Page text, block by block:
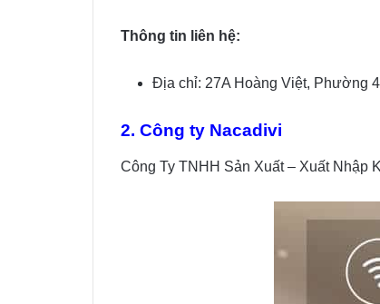
Thông tin liên hệ:
Địa chỉ: 27A Hoàng Việt, Phường
2. Công ty Nacadivi
Công Ty TNHH Sản Xuất – Xuất Nhập